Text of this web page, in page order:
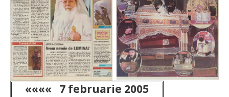
«««« 7 februarie 2005